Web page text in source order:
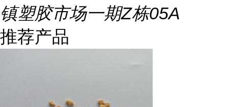
镇塑胶市场一期Z栋05A
推荐产品